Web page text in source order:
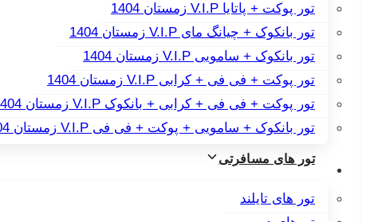
تور پوکت + پاتایا V.I.P زمستان 1404
تور بانکوک + چیانگ مای V.I.P زمستان 1404
تور بانکوک + سامویی V.I.P زمستان 1404
تور پوکت + فی فی + کرابی V.I.P زمستان 1404
تور پوکت + فی فی + کرابی + بانکوک V.I.P زمستان 1404
تور بانکوک + سامویی + پوکت + فی فی V.I.P زمستان 1404
تور های مسافرتی
تور های تایلند